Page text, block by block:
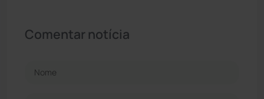
Comentar notícia